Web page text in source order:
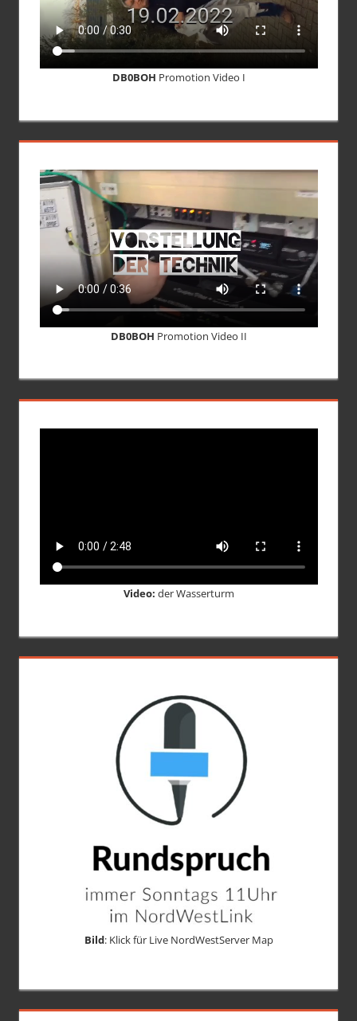
DB0BOH Promotion Video I
DB0BOH Promotion Video II
Video: der Wasserturm
Bild: Klick für Live NordWestServer Map